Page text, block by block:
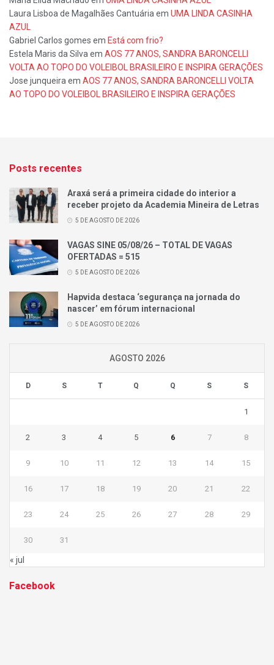
Laura Lisboa de Magalhães Cantuáriaem UMA LINDA CASINHA
AZUL
Gabriel Carlos gomes em Está com frio?
Estela Maris da Silvaem AOS 77 ANOS, SANDRA BARONCELLI
VOLTA AO TOPO DO VOLEIBOL BRASILEIRO E INSPIRA GERAÇÕES
Jose junqueiraem AOS 77 ANOS, SANDRA BARONCELLI VOLTA
AO TOPO DO VOLEIBOL BRASILEIRO E INSPIRA GERAÇÕES
Posts recentes
Araxá será a primeira cidade do interior a
receber projeto da Academia Mineira de Letras
5 DE AGOSTO DE 2026
VAGAS SINE 05/08/26 – TOTAL DE VAGAS
OFERTADAS = 515
5 DE AGOSTO DE 2026
Hapvida destaca ‘segurança na jornada do
nascer’ em fórum internacional
5 DE AGOSTO DE 2026
AGOSTO 2026
D S T Q Q S S
1
2 3 4 5 6 7 8
9 10 11 12 13 14 15
16 17 18 19 20 21 22
23 24 25 26 27 28 29
30 31
« jul
Facebook